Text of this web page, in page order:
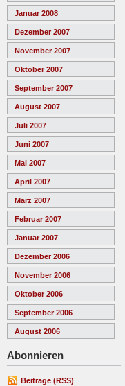
Januar 2008
Dezember 2007
November 2007
Oktober 2007
September 2007
August 2007
Juli 2007
Juni 2007
Mai 2007
April 2007
März 2007
Februar 2007
Januar 2007
Dezember 2006
November 2006
Oktober 2006
September 2006
August 2006
Abonnieren
Beiträge (RSS)